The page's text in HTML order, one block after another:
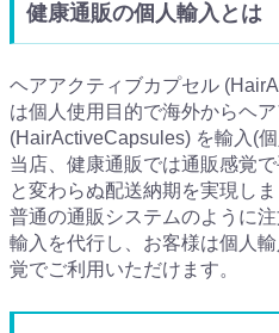
健康通販の個人輸入とは
ヘアアクティブカプセル
は個人使用目的で海外からヘ
(HairActiveCapsules) を輸入(
当店、健康通販では通販感覚
と変わらぬ配送納期を実現しま
普通の通販システムのように
輸入を代行し、お客様は個人
覚でご利用いただけます。